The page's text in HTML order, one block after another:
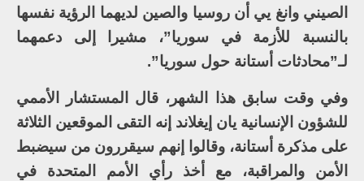
الصيني وانغ يي أن روسيا والصين لديهما الرؤية نفسها
بالنسبة للأزمة في سوريا”، مشيرا إلى دعمهما
لـ”محادثات أستانة حول سوريا”.
وفي وقت سابق هذا الشهر، قال المستشار الأممي
للشؤون الإنسانية يان إيغلاند إنه التقى الموقعين الثلاثة
على مذكرة أستانة، وقالوا إنهم سيقررون من سيضبط
الأمن والمراقبة، مع أخذ رأي الأمم المتحدة في